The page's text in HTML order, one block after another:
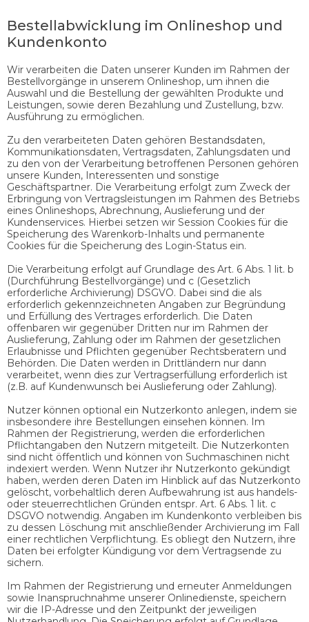
Bestellabwicklung im Onlineshop und
Kundenkonto
Wir verarbeiten die Daten unserer Kunden im Rahmen der
Bestellvorgänge in unserem Onlineshop, um ihnen die
Auswahl und die Bestellung der gewählten Produkte und
Leistungen, sowie deren Bezahlung und Zustellung, bzw.
Ausführung zu ermöglichen.
Zu den verarbeiteten Daten gehören Bestandsdaten,
Kommunikationsdaten, Vertragsdaten, Zahlungsdaten und
zu den von der Verarbeitung betroffenen Personen gehören
unsere Kunden, Interessenten und sonstige
Geschäftspartner. Die Verarbeitung erfolgt zum Zweck der
Erbringung von Vertragsleistungen im Rahmen des Betriebs
eines Onlineshops, Abrechnung, Auslieferung und der
Kundenservices. Hierbei setzen wir Session Cookies für die
Speicherung des Warenkorb-Inhalts und permanente
Cookies für die Speicherung des Login-Status ein.
Die Verarbeitung erfolgt auf Grundlage des Art. 6 Abs. 1 lit. b
(Durchführung Bestellvorgänge) und c (Gesetzlich
erforderliche Archivierung) DSGVO. Dabei sind die als
erforderlich gekennzeichneten Angaben zur Begründung
und Erfüllung des Vertrages erforderlich. Die Daten
offenbaren wir gegenüber Dritten nur im Rahmen der
Auslieferung, Zahlung oder im Rahmen der gesetzlichen
Erlaubnisse und Pflichten gegenüber Rechtsberatern und
Behörden. Die Daten werden in Drittländern nur dann
verarbeitet, wenn dies zur Vertragserfüllung erforderlich ist
(z.B. auf Kundenwunsch bei Auslieferung oder Zahlung).
Nutzer können optional ein Nutzerkonto anlegen, indem sie
insbesondere ihre Bestellungen einsehen können. Im
Rahmen der Registrierung, werden die erforderlichen
Pflichtangaben den Nutzern mitgeteilt. Die Nutzerkonten
sind nicht öffentlich und können von Suchmaschinen nicht
indexiert werden. Wenn Nutzer ihr Nutzerkonto gekündigt
haben, werden deren Daten im Hinblick auf das Nutzerkonto
gelöscht, vorbehaltlich deren Aufbewahrung ist aus handels-
oder steuerrechtlichen Gründen entspr. Art. 6 Abs. 1 lit. c
DSGVO notwendig. Angaben im Kundenkonto verbleiben bis
zu dessen Löschung mit anschließender Archivierung im Fall
einer rechtlichen Verpflichtung. Es obliegt den Nutzern, ihre
Daten bei erfolgter Kündigung vor dem Vertragsende zu
sichern.
Im Rahmen der Registrierung und erneuter Anmeldungen
sowie Inanspruchnahme unserer Onlinedienste, speichern
wir die IP-Adresse und den Zeitpunkt der jeweiligen